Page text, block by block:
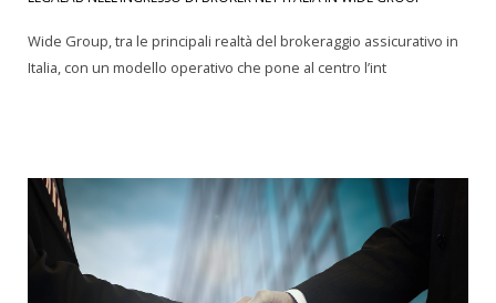
Wide Group, tra le principali realtà del brokeraggio assicurativo in
Italia, con un modello operativo che pone al centro l’int